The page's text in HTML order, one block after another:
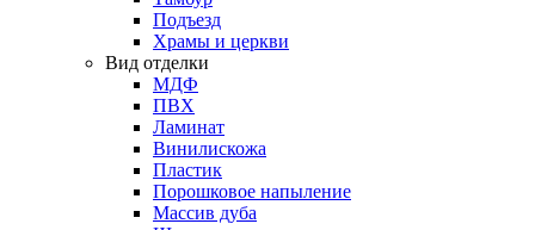
Подъезд
Храмы и церкви
Вид отделки
МДФ
ПВХ
Ламинат
Винилискожа
Пластик
Порошковое напыление
Массив дуба